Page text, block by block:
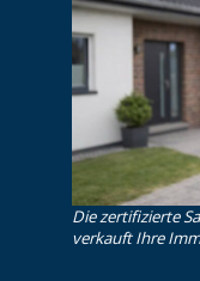
Die zertifizierte
verkauft Ihre